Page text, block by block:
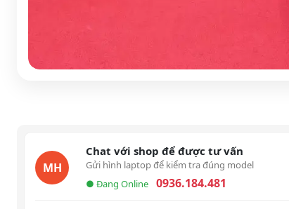
MH
Chat với shop để được tư vấn
Gửi hình laptop để kiểm tra đúng model
● Đang Online
0936.184.481